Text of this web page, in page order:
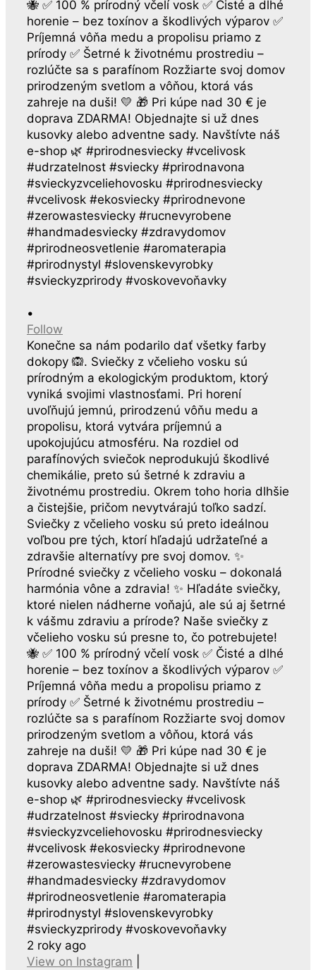
•
Follow
Konečne sa nám podarilo dať všetky farby
dokopy 🙉. Sviečky z včelieho vosku sú
prírodným a ekologickým produktom, ktorý
vyniká svojimi vlastnosťami. Pri horení
uvoľňujú jemnú, prirodzenú vôňu medu a
propolisu, ktorá vytvára príjemnú a
upokojujúcu atmosféru. Na rozdiel od
parafínových sviečok neprodukujú škodlivé
chemikálie, preto sú šetrné k zdraviu a
životnému prostrediu. Okrem toho horia dlhšie
a čistejšie, pričom nevytvárajú toľko sadzí.
Sviečky z včelieho vosku sú preto ideálnou
voľbou pre tých, ktorí hľadajú udržateľné a
zdravšie alternatívy pre svoj domov. ✨
Prírodné sviečky z včelieho vosku – dokonalá
harmónia vône a zdravia! ✨ Hľadáte sviečky,
ktoré nielen nádherne voňajú, ale sú aj šetrné
k vášmu zdraviu a prírode? Naše sviečky z
včelieho vosku sú presne to, čo potrebujete!
🐝 ✅ 100 % prírodný včelí vosk ✅ Čisté a dlhé
horenie – bez toxínov a škodlivých výparov ✅
Príjemná vôňa medu a propolisu priamo z
prírody ✅ Šetrné k životnému prostrediu –
rozlúčte sa s parafínom Rozžiarte svoj domov
prirodzeným svetlom a vôňou, ktorá vás
zahreje na duši! 💛 🎁 Pri kúpe nad 30 € je
doprava ZDARMA! Objednajte si už dnes
kusovky alebo adventne sady. Navštívte náš
e-shop 🌿 #prirodnesviecky #vcelivosk
#udrzatelnost #sviecky #prirodnavona
#svieckyzvceliehovosku #prirodnesviecky
#vcelivosk #ekosviecky #prirodnevone
#zerowastesviecky #rucnevyrobene
#handmadesviecky #zdravydomov
#prirodneosvetlenie #aromaterapia
#prirodnystyl #slovenskevyrobky
#svieckyzprirody #voskovevoňavky
2 roky ago
View on Instagram